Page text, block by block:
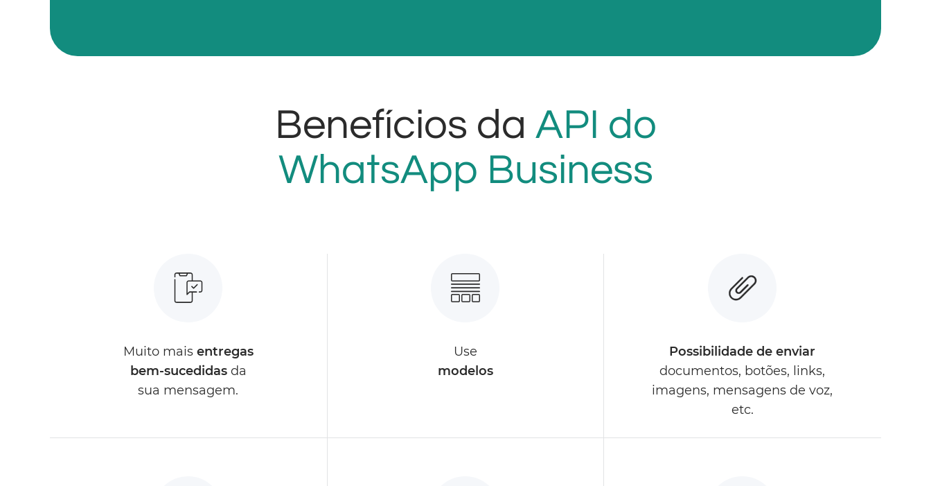
Benefícios da API do
WhatsApp Business
Muito mais entregas
bem-sucedidasda
sua mensagem.
Use
modelos
Possibilidade de enviar
documentos, botões, links,
imagens, mensagens de voz,
etc.